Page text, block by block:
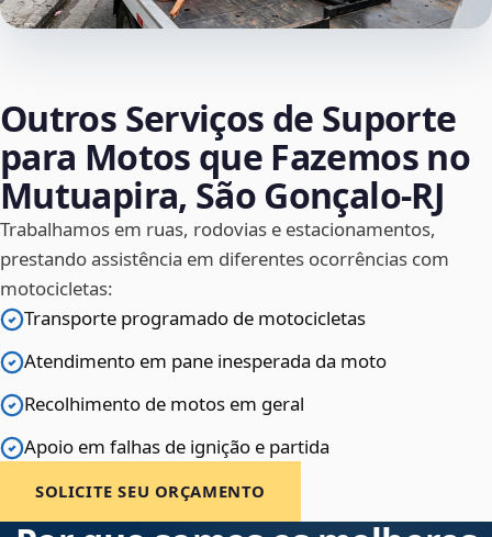
Outros Serviços de Suporte
para Motos que Fazemos no
Mutuapira, São Gonçalo‑RJ
Trabalhamos em ruas, rodovias e estacionamentos,
prestando assistência em diferentes ocorrências com
motocicletas:
Transporte programado de motocicletas
Atendimento em pane inesperada da moto
Recolhimento de motos em geral
Apoio em falhas de ignição e partida
SOLICITE SEU ORÇAMENTO